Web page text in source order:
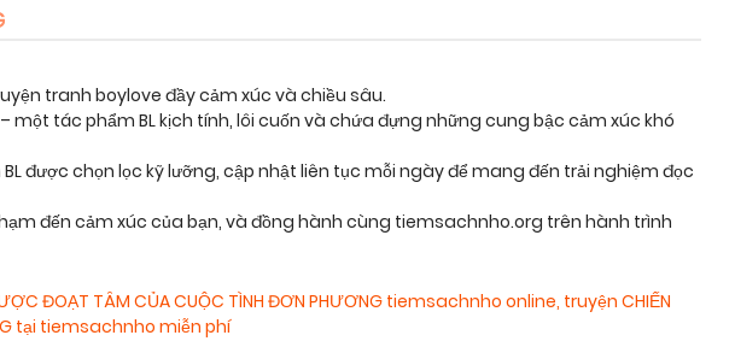
tranh boylove đầy cảm xúc và chiều sâu.
– một tác phẩm BL kịch tính, lôi cuốn và chứa đựng những cung bậc cảm xúc khó
được chọn lọc kỹ lưỡng, cập nhật liên tục mỗi ngày để mang đến trải nghiệm đọc
đến cảm xúc của bạn, và đồng hành cùng tiemsachnho.org trên hành trình
ĐOẠT TÂM CỦA CUỘC TÌNH ĐƠN PHƯƠNG tiemsachnho online, truyện CHIẾN
tại tiemsachnho miễn phí